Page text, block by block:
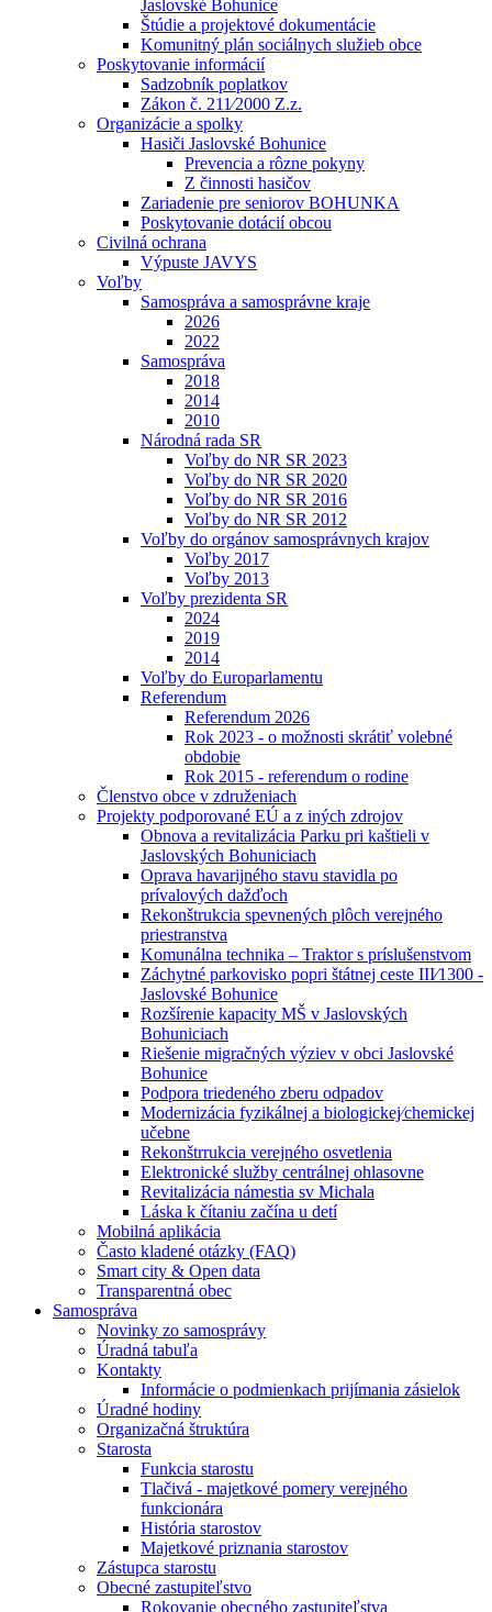
Jaslovské Bohunice
Štúdie a projektové dokumentácie
Komunitný plán sociálnych služieb obce
Poskytovanie informácií
Sadzobník poplatkov
Zákon č. 211⁄2000 Z.z.
Organizácie a spolky
Hasiči Jaslovské Bohunice
Prevencia a rôzne pokyny
Z činnosti hasičov
Zariadenie pre seniorov BOHUNKA
Poskytovanie dotácií obcou
Civilná ochrana
Výpuste JAVYS
Voľby
Samospráva a samosprávne kraje
2026
2022
Samospráva
2018
2014
2010
Národná rada SR
Voľby do NR SR 2023
Voľby do NR SR 2020
Voľby do NR SR 2016
Voľby do NR SR 2012
Voľby do orgánov samosprávnych krajov
Voľby 2017
Voľby 2013
Voľby prezidenta SR
2024
2019
2014
Voľby do Europarlamentu
Referendum
Referendum 2026
Rok 2023 - o možnosti skrátiť volebné
obdobie
Rok 2015 - referendum o rodine
Členstvo obce v združeniach
Projekty podporované EÚ a z iných zdrojov
Obnova a revitalizácia Parku pri kaštieli v
Jaslovských Bohuniciach
Oprava havarijného stavu stavidla po
prívalových dažďoch
Rekonštrukcia spevnených plôch verejného
priestranstva
Komunálna technika – Traktor s príslušenstvom
Záchytné parkovisko popri štátnej ceste III⁄1300 -
Jaslovské Bohunice
Rozšírenie kapacity MŠ v Jaslovských
Bohuniciach
Riešenie migračných výziev v obci Jaslovské
Bohunice
Podpora triedeného zberu odpadov
Modernizácia fyzikálnej a biologickej⁄chemickej
učebne
Rekonštrrukcia verejného osvetlenia
Elektronické služby centrálnej ohlasovne
Revitalizácia námestia sv Michala
Láska k čítaniu začína u detí
Mobilná aplikácia
Často kladené otázky (FAQ)
Smart city & Open data
Transparentná obec
Samospráva
Novinky zo samosprávy
Úradná tabuľa
Kontakty
Informácie o podmienkach prijímania zásielok
Úradné hodiny
Organizačná štruktúra
Starosta
Funkcia starostu
Tlačivá - majetkové pomery verejného
funkcionára
História starostov
Majetkové priznania starostov
Zástupca starostu
Obecné zastupiteľstvo
Rokovanie obecného zastupiteľstva